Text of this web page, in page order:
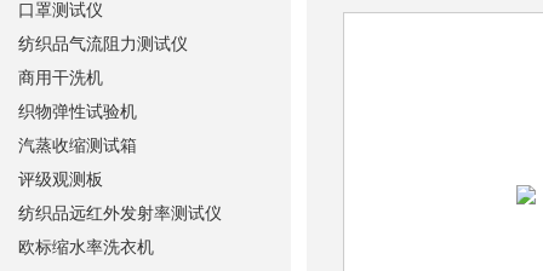
口罩测试仪
纺织品气流阻力测试仪
商用干洗机
织物弹性试验机
汽蒸收缩测试箱
评级观测板
纺织品远红外发射率测试仪
欧标缩水率洗衣机